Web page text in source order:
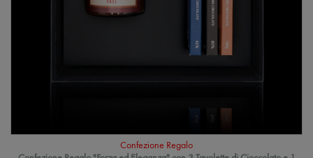
Confezione Regalo